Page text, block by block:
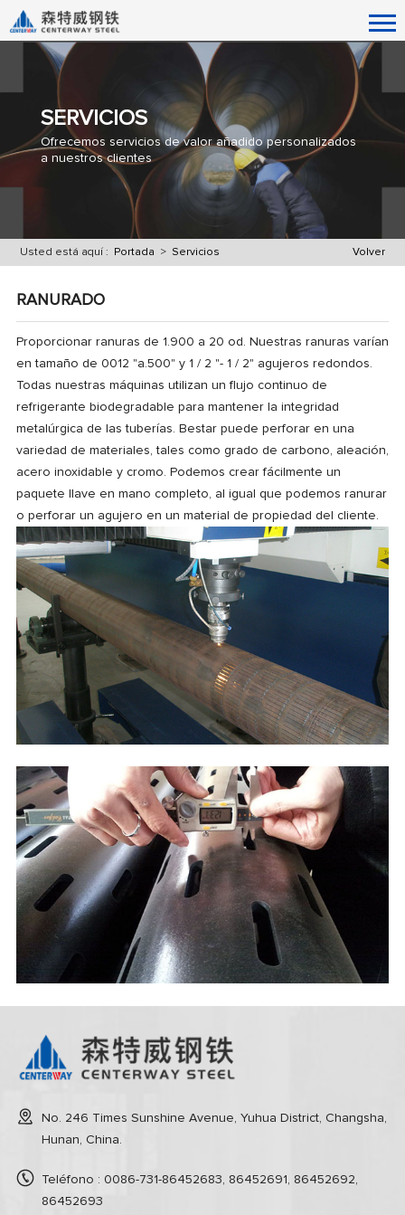
SERVICIOS
Ofrecemos servicios de valor añadido personalizados
a nuestros clientes
Volver
Usted está aquí : Portada > Servicios
RANURADO
Proporcionar ranuras de 1.900 a 20 od. Nuestras ranuras varían
en tamaño de 0012 "a.500" y 1 / 2 "- 1 / 2" agujeros redondos.
Todas nuestras máquinas utilizan un flujo continuo de
refrigerante biodegradable para mantener la integridad
metalúrgica de las tuberías. Bestar puede perforar en una
variedad de materiales, tales como grado de carbono, aleación,
acero inoxidable y cromo. Podemos crear fácilmente un
paquete llave en mano completo, al igual que podemos ranurar
o perforar un agujero en un material de propiedad del cliente.
No. 246 Times Sunshine Avenue, Yuhua District, Changsha,
Hunan, China.
Teléfono : 0086-731-86452683, 86452691, 86452692,
86452693